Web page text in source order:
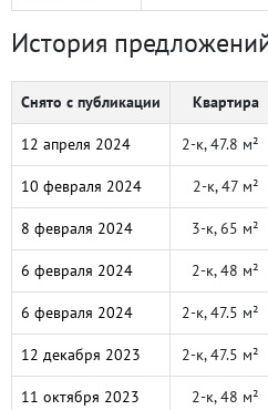
История
Снято с публикации Квартира
12 апреля 2024 2-к, 47.8 м²
10 февраля 2024 2-к, 47 м²
8 февраля 2024 3-к, 65 м²
6 февраля 2024 2-к, 48 м²
6 февраля 2024 2-к, 47.5 м²
12 декабря 2023 2-к, 47.5 м²
11 октября 2023 2-к, 48 м²